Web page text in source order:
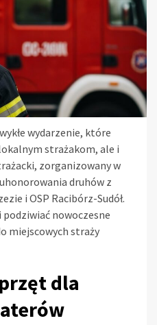
wydarzenie, które
strażakom, ale i
zorganizowany w
druhów z
i OSP Racibórz-Sudół.
nowoczesne
miejscowych straży
dla